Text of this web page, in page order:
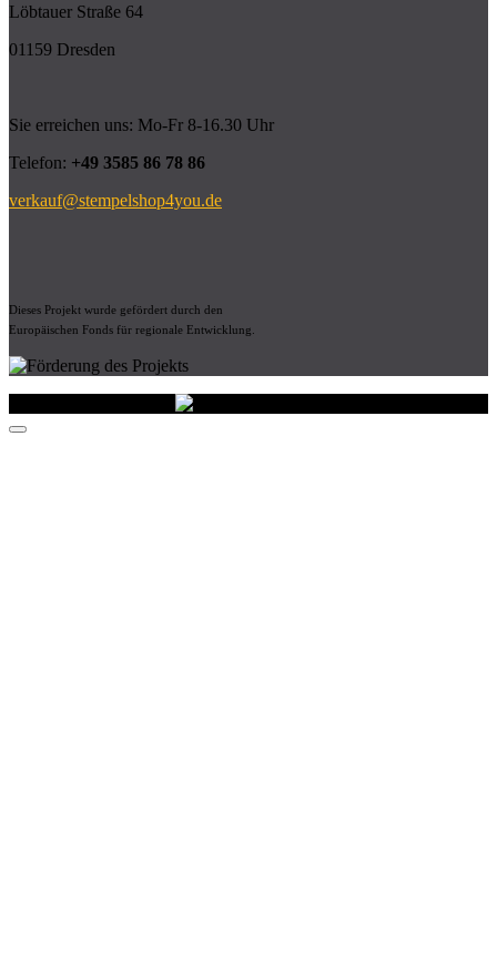
Löbtauer Straße 64
01159 Dresden
Sie erreichen uns: Mo-Fr 8-16.30 Uhr
Telefon: +49 3585 86 78 86
verkauf@stempelshop4you.de
Dieses Projekt wurde gefördert durch den
Europäischen Fonds für regionale Entwicklung.